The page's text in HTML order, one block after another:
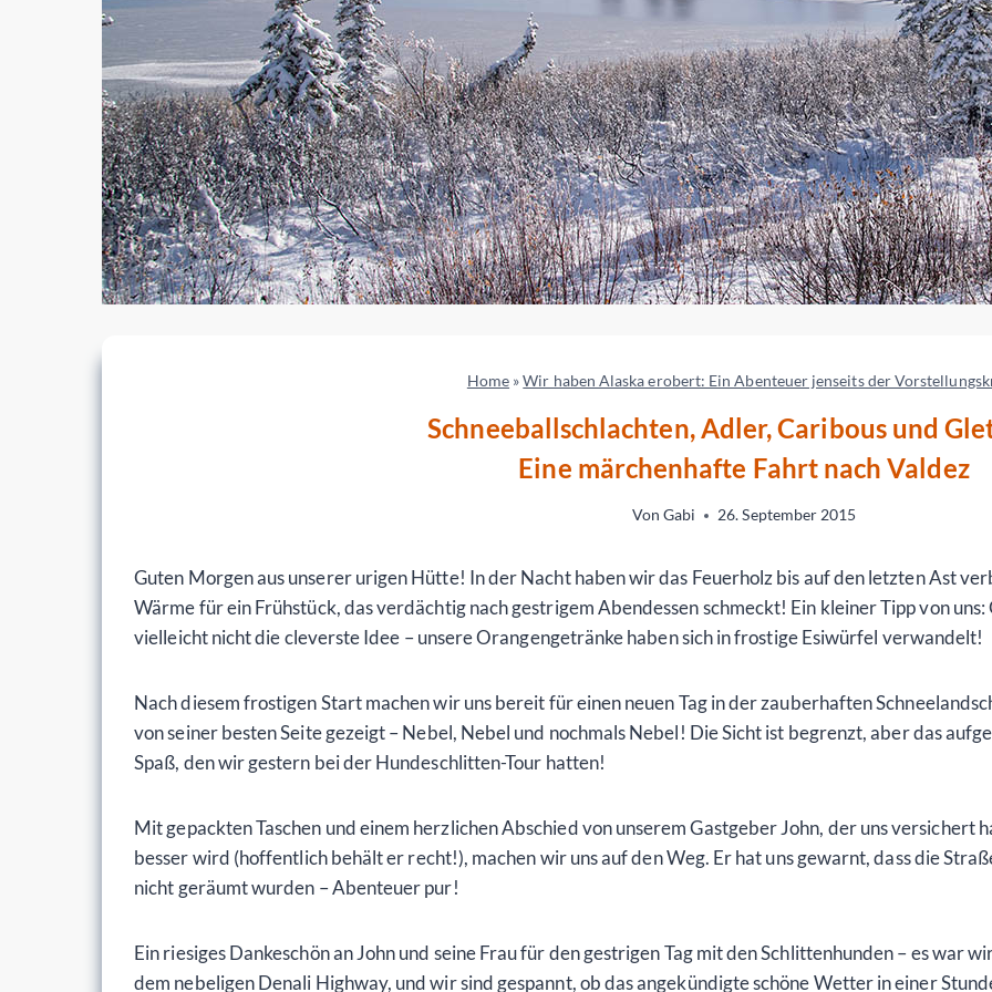
Home »Wir haben Alaska erobert: Ein Abenteuer jenseits der
Schneeballschlachten, Adler, Caribous und
Eine märchenhafte Fahrt nach Valdez
Von Gabi 26. September 2015
Guten Morgen aus unserer urigen Hütte! In der Nacht haben wir das Feuerholz bis auf den letzten Ast
Wärme für ein Frühstück, das verdächtig nach gestrigem Abendessen schmeckt! Ein kleiner Tipp von uns:
vielleicht nicht die cleverste Idee – unsere Orangengetränke haben sich in frostige Esiwürfel verwandelt!
Nach diesem frostigen Start machen wir uns bereit für einen neuen Tag in der zauberhaften
von seiner besten Seite gezeigt – Nebel, Nebel und nochmals Nebel! Die Sicht ist begrenzt, aber das
Spaß, den wir gestern bei der Hundeschlitten-Tour hatten!
Mit gepackten Taschen und einem herzlichen Abschied von unserem Gastgeber John, der uns versichert
besser wird (hoffentlich behält er recht!), machen wir uns auf den Weg. Er hat uns gewarnt, dass die
nicht geräumt wurden – Abenteuer pur!
Ein riesiges Dankeschön an John und seine Frau für den gestrigen Tag mit den Schlittenhunden – es war
dem nebeligen Denali Highway, und wir sind gespannt, ob das angekündigte schöne Wetter in einer